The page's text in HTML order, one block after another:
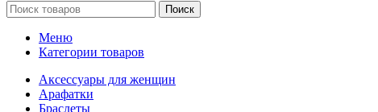
Поиск
Меню
Категории товаров
Аксессуары для женщин
Арафатки
Браслеты